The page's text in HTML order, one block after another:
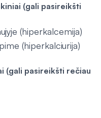
(gali pasireikšti
(hiperkalcemija)
(hiperkalciurija)
(gali pasireikšti rečiau